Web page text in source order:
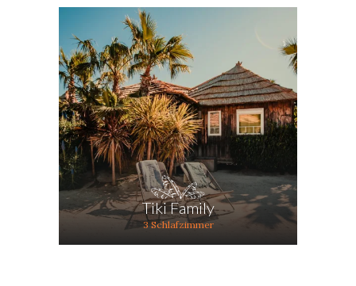
Tiki Family
3 Schlafzimmer